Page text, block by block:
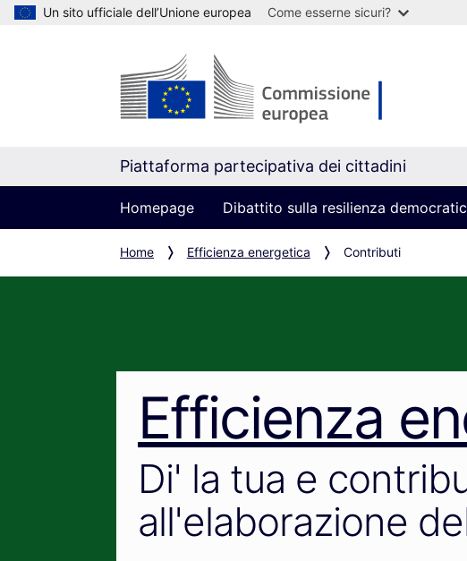
Un sito ufficiale dell’Unione europea Come esserne sicuri?
Piattaforma partecipativa dei cittadini
Homepage Dibattito sulla resilienza
Home Efficienza energetica Contributi
Efficienza
Di' la tua e
all'elaborazione